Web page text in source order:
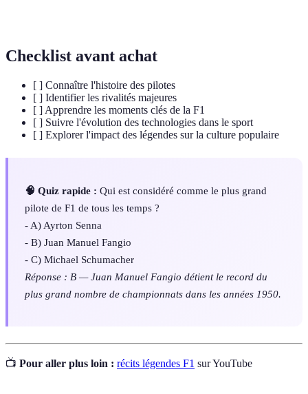
Checklist avant achat
[ ] Connaître l'histoire des pilotes
[ ] Identifier les rivalités majeures
[ ] Apprendre les moments clés de la F1
[ ] Suivre l'évolution des technologies dans le sport
[ ] Explorer l'impact des légendes sur la culture populaire
🧠 Quiz rapide : Qui est considéré comme le plus grand
pilote de F1 de tous les temps ?
- A) Ayrton Senna
- B) Juan Manuel Fangio
- C) Michael Schumacher
Réponse : B — Juan Manuel Fangio détient le record du
plus grand nombre de championnats dans les années 1950.
📺 Pour aller plus loin : récits légendes F1 sur YouTube